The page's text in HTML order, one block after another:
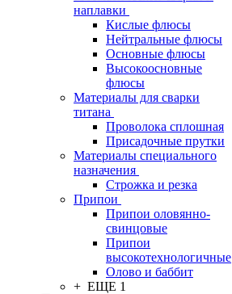
наплавки
Кислые флюсы
Нейтральные флюсы
Основные флюсы
Высокоосновные
флюсы
Материалы для сварки
титана
Проволока сплошная
Присадочные прутки
Материалы специального
назначения
Строжка и резка
Припои
Припои оловянно-
свинцовые
Припои
высокотехнологичные
Олово и баббит
+ ЕЩЕ 1